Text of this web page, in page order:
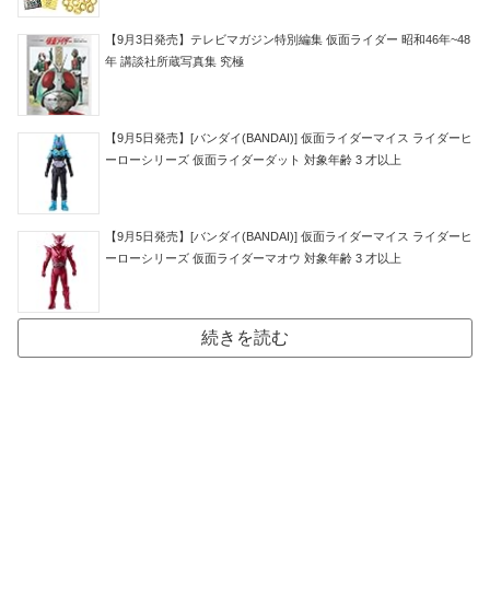
【9月3日発売】テレビマガジン特別編集 仮面ライダー 昭和46年~48
年 講談社所蔵写真集 究極
【9月5日発売】[バンダイ(BANDAI)] 仮面ライダーマイス ライダーヒ
ーローシリーズ 仮面ライダーダット 対象年齢 3 才以上
【9月5日発売】[バンダイ(BANDAI)] 仮面ライダーマイス ライダーヒ
ーローシリーズ 仮面ライダーマオウ 対象年齢 3 才以上
続きを読む